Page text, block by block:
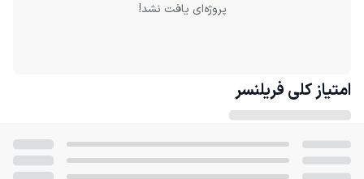
پروژه‌ای یافت نشد!
امتیاز کلی فریلنسر